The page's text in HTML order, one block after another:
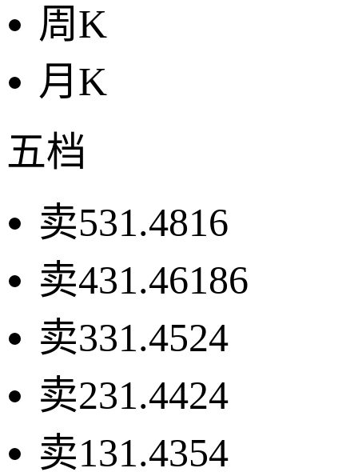
周K
月K
五档
卖531.4816
卖431.46186
卖331.4524
卖231.4424
卖131.4354